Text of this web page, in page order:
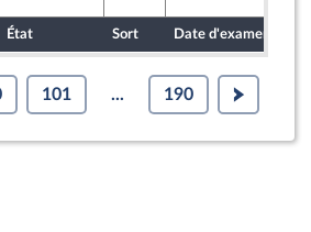
État Sort Date d'examen
101 ... 190